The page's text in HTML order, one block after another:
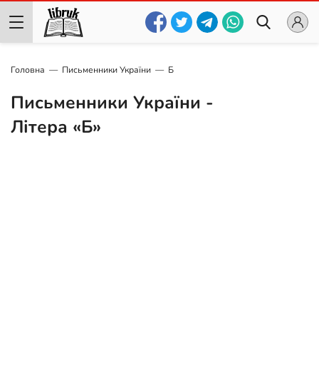
Головна Письменники України Б
Письменники України -
Літера «Б»